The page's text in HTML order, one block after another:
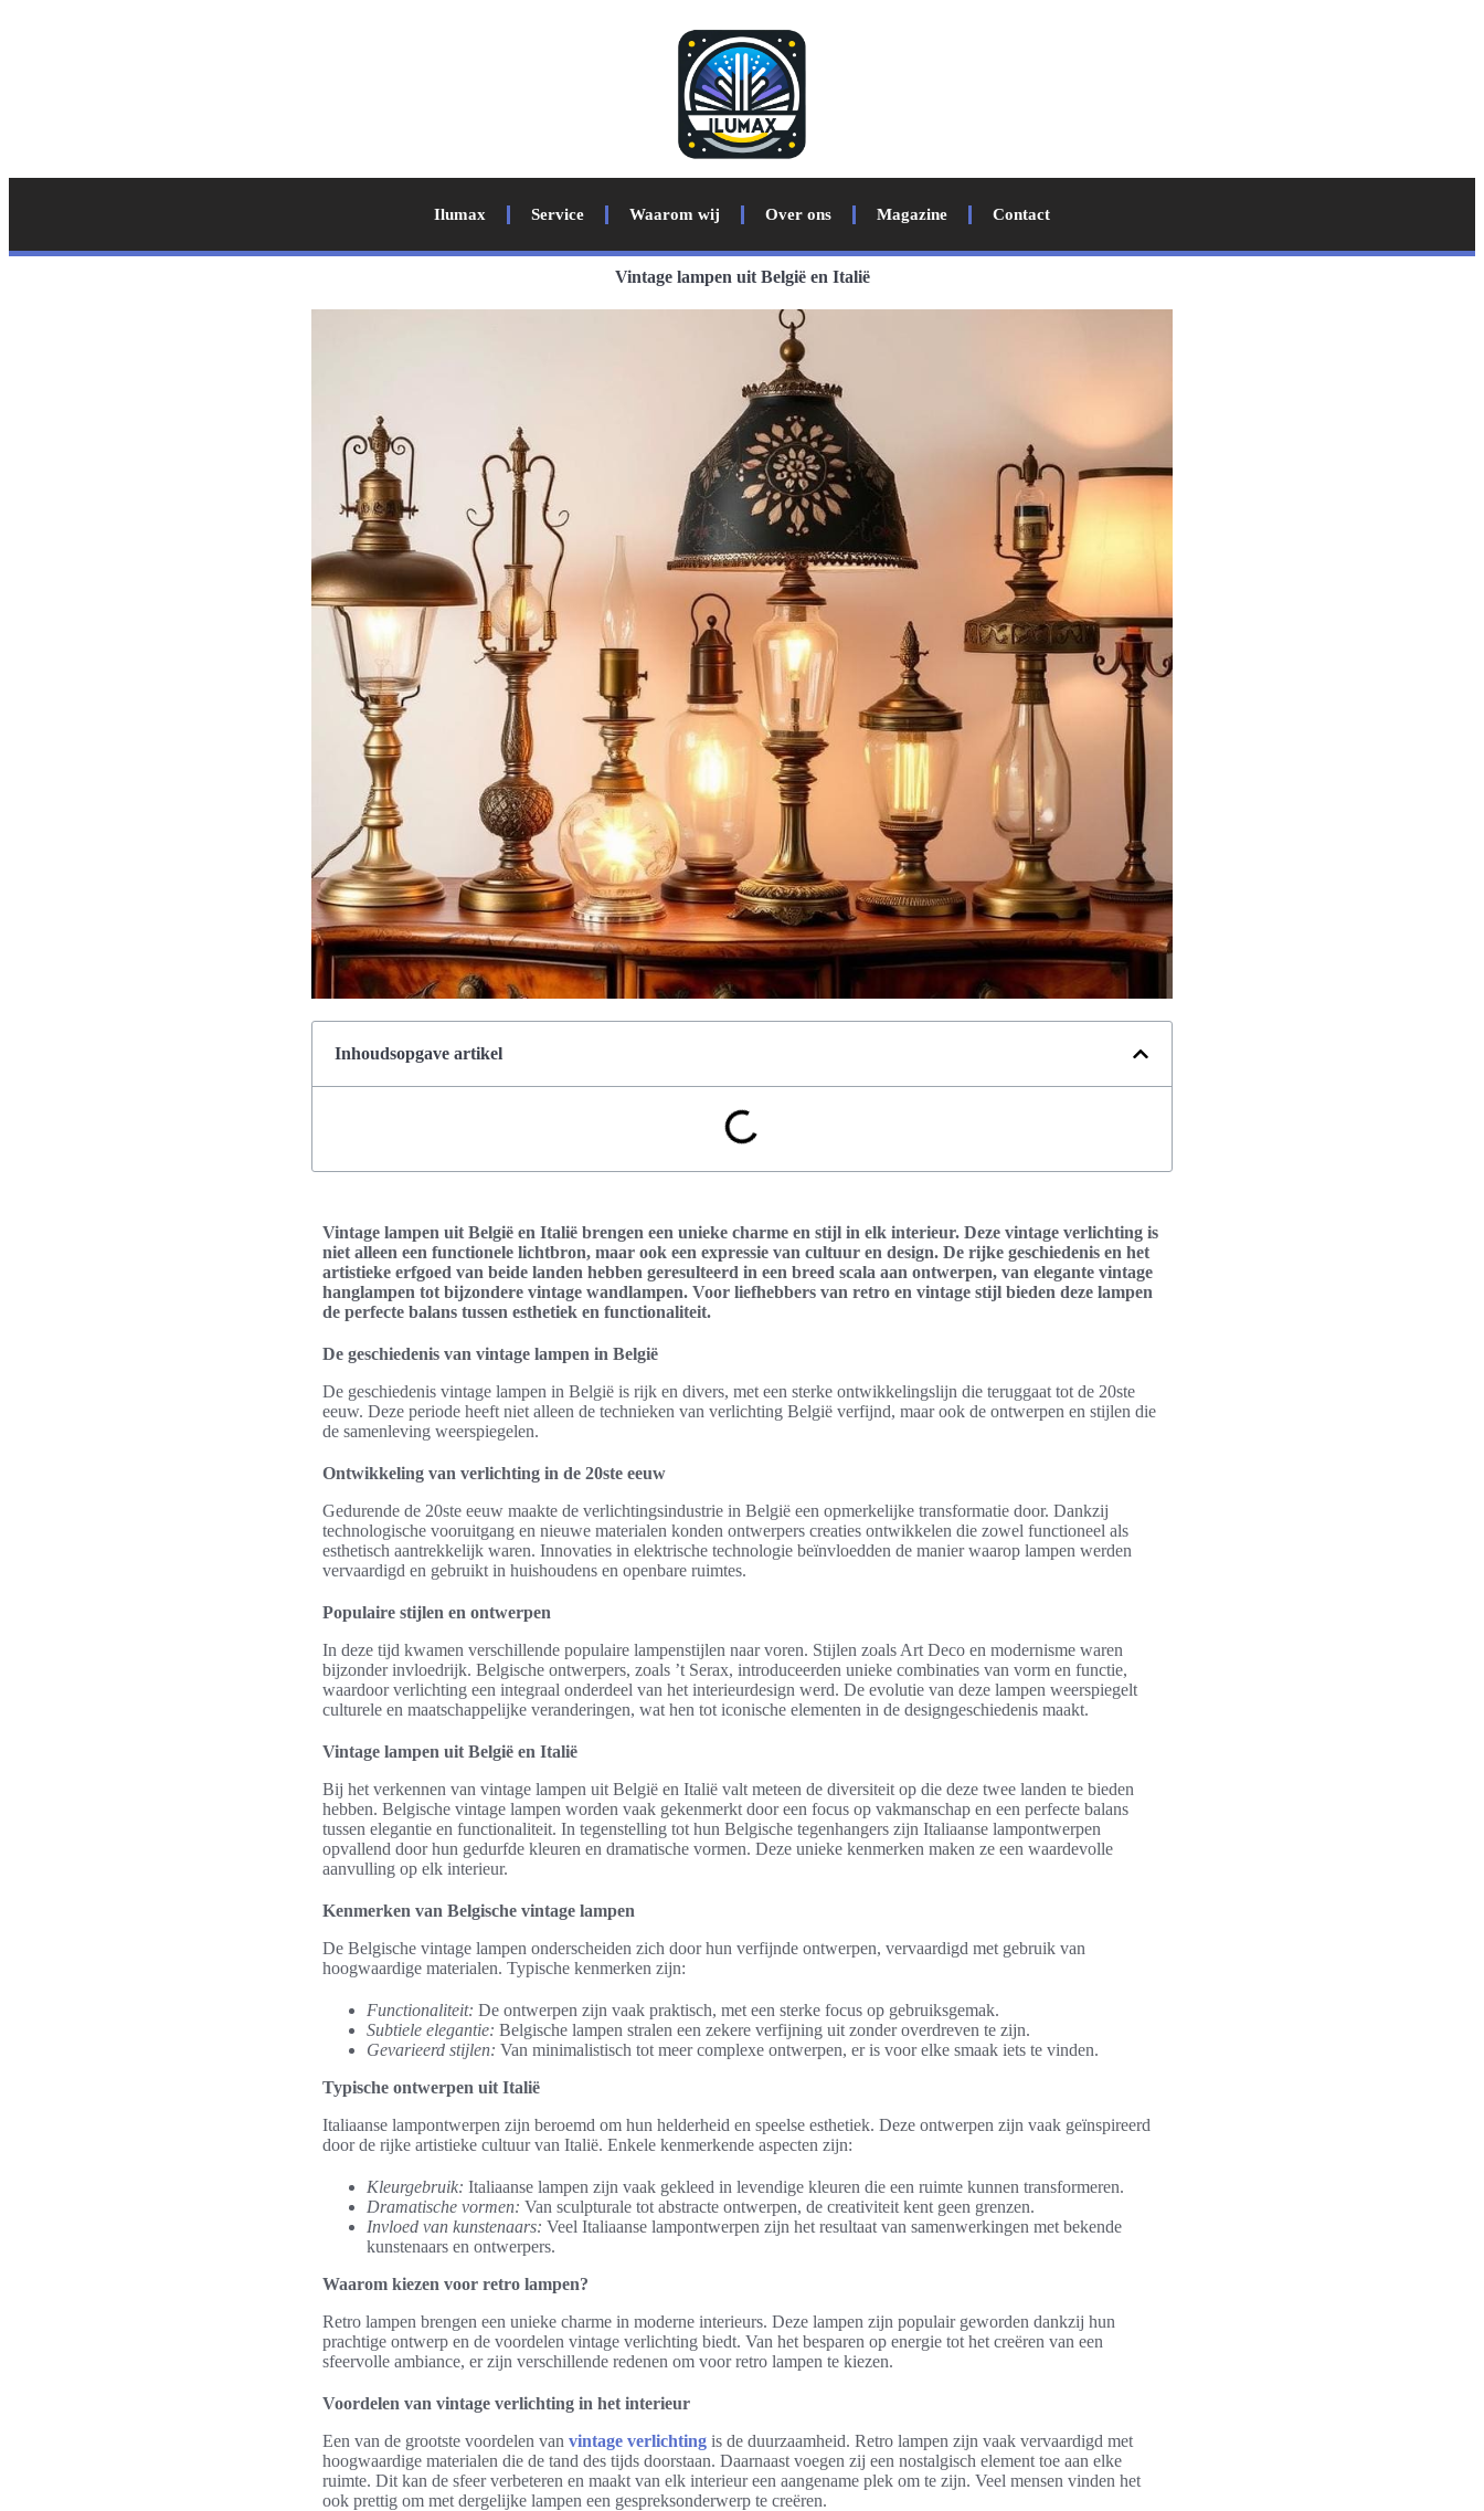
Ilumax Service Waarom wij Over ons Magazine Contact
Vintage lampen uit België en Italië
Inhoudsopgave artikel
Vintage lampen uit België en Italië brengen een unieke charme en stijl in elk interieur. Deze vintage verlichting is
niet alleen een functionele lichtbron, maar ook een expressie van cultuur en design. De rijke geschiedenis en het
artistieke erfgoed van beide landen hebben geresulteerd in een breed scala aan ontwerpen, van elegante vintage
hanglampen tot bijzondere vintage wandlampen. Voor liefhebbers van retro en vintage stijl bieden deze lampen
de perfecte balans tussen esthetiek en functionaliteit.
De geschiedenis van vintage lampen in België
De geschiedenis vintage lampen in België is rijk en divers, met een sterke ontwikkelingslijn die teruggaat tot de 20ste
eeuw. Deze periode heeft niet alleen de technieken van verlichting België verfijnd, maar ook de ontwerpen en stijlen die
de samenleving weerspiegelen.
Ontwikkeling van verlichting in de 20ste eeuw
Gedurende de 20ste eeuw maakte de verlichtingsindustrie in België een opmerkelijke transformatie door. Dankzij
technologische vooruitgang en nieuwe materialen konden ontwerpers creaties ontwikkelen die zowel functioneel als
esthetisch aantrekkelijk waren. Innovaties in elektrische technologie beïnvloedden de manier waarop lampen werden
vervaardigd en gebruikt in huishoudens en openbare ruimtes.
Populaire stijlen en ontwerpen
In deze tijd kwamen verschillende populaire lampenstijlen naar voren. Stijlen zoals Art Deco en modernisme waren
bijzonder invloedrijk. Belgische ontwerpers, zoals ’t Serax, introduceerden unieke combinaties van vorm en functie,
waardoor verlichting een integraal onderdeel van het interieurdesign werd. De evolutie van deze lampen weerspiegelt
culturele en maatschappelijke veranderingen, wat hen tot iconische elementen in de designgeschiedenis maakt.
Vintage lampen uit België en Italië
Bij het verkennen van vintage lampen uit België en Italië valt meteen de diversiteit op die deze twee landen te bieden
hebben. Belgische vintage lampen worden vaak gekenmerkt door een focus op vakmanschap en een perfecte balans
tussen elegantie en functionaliteit. In tegenstelling tot hun Belgische tegenhangers zijn Italiaanse lampontwerpen
opvallend door hun gedurfde kleuren en dramatische vormen. Deze unieke kenmerken maken ze een waardevolle
aanvulling op elk interieur.
Kenmerken van Belgische vintage lampen
De Belgische vintage lampen onderscheiden zich door hun verfijnde ontwerpen, vervaardigd met gebruik van
hoogwaardige materialen. Typische kenmerken zijn:
Functionaliteit: De ontwerpen zijn vaak praktisch, met een sterke focus op gebruiksgemak.
Subtiele elegantie: Belgische lampen stralen een zekere verfijning uit zonder overdreven te zijn.
Gevarieerd stijlen: Van minimalistisch tot meer complexe ontwerpen, er is voor elke smaak iets te vinden.
Typische ontwerpen uit Italië
Italiaanse lampontwerpen zijn beroemd om hun helderheid en speelse esthetiek. Deze ontwerpen zijn vaak geïnspireerd
door de rijke artistieke cultuur van Italië. Enkele kenmerkende aspecten zijn:
Kleurgebruik: Italiaanse lampen zijn vaak gekleed in levendige kleuren die een ruimte kunnen transformeren.
Dramatische vormen: Van sculpturale tot abstracte ontwerpen, de creativiteit kent geen grenzen.
Invloed van kunstenaars: Veel Italiaanse lampontwerpen zijn het resultaat van samenwerkingen met bekende
kunstenaars en ontwerpers.
Waarom kiezen voor retro lampen?
Retro lampen brengen een unieke charme in moderne interieurs. Deze lampen zijn populair geworden dankzij hun
prachtige ontwerp en de voordelen vintage verlichting biedt. Van het besparen op energie tot het creëren van een
sfeervolle ambiance, er zijn verschillende redenen om voor retro lampen te kiezen.
Voordelen van vintage verlichting in het interieur
Een van de grootste voordelen van vintage verlichting is de duurzaamheid. Retro lampen zijn vaak vervaardigd met
hoogwaardige materialen die de tand des tijds doorstaan. Daarnaast voegen zij een nostalgisch element toe aan elke
ruimte. Dit kan de sfeer verbeteren en maakt van elk interieur een aangename plek om te zijn. Veel mensen vinden het
ook prettig om met dergelijke lampen een gespreksonderwerp te creëren.